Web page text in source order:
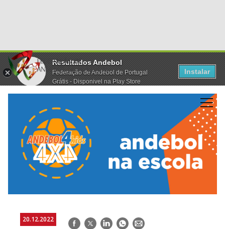
Resultados Andebol
Federação de Andebol de Portugal
Grátis - Disponivel na Play Store
Instalar
20.12.2022 Facebook
TwitterLinkedInWhatsApp
E-